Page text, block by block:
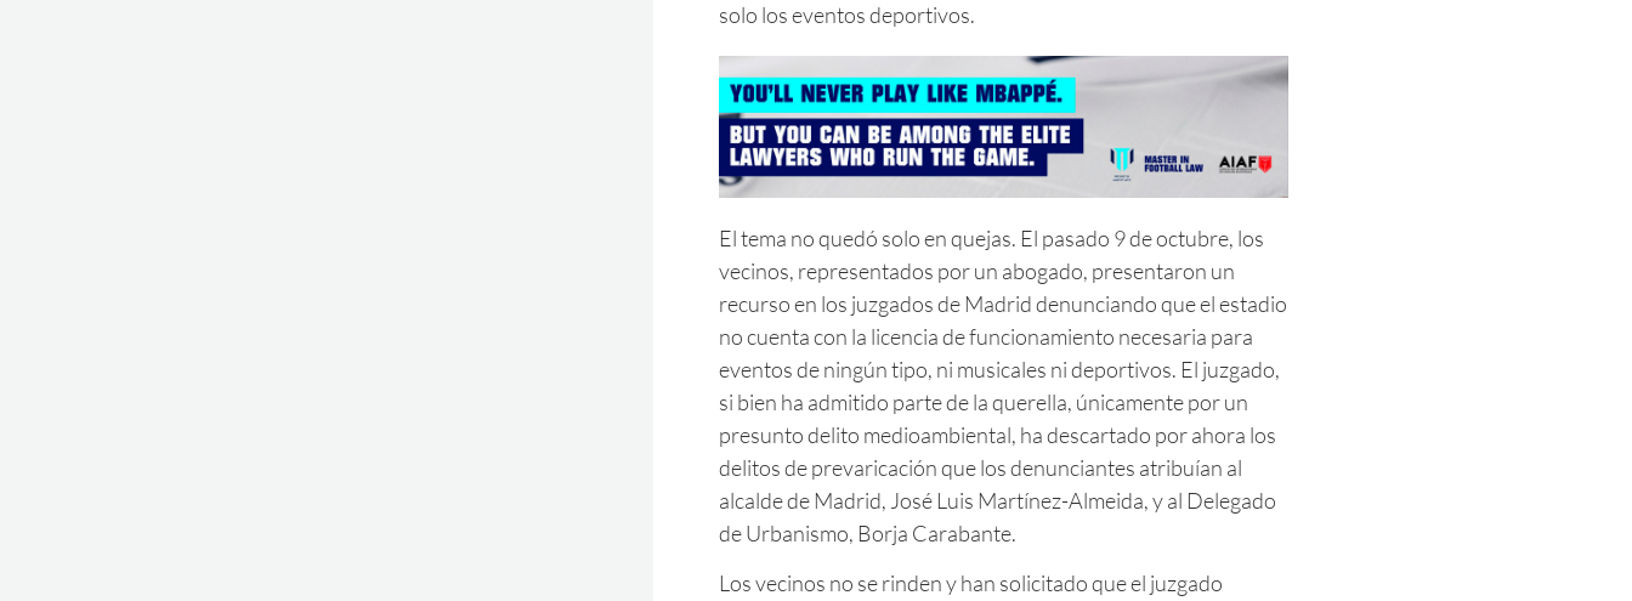
solo los eventos deportivos.
El tema no quedó solo en quejas. El pasado 9 de octubre, los
vecinos, representados por un abogado, presentaron un
recurso en los juzgados de Madrid denunciando que el estadio
no cuenta con la licencia de funcionamiento necesaria para
eventos de ningún tipo, ni musicales ni deportivos. El juzgado,
si bien ha admitido parte de la querella, únicamente por un
presunto delito medioambiental, ha descartado por ahora los
delitos de prevaricación que los denunciantes atribuían al
alcalde de Madrid, José Luis Martínez-Almeida, y al Delegado
de Urbanismo, Borja Carabante.
Los vecinos no se rinden y han solicitado que el juzgado